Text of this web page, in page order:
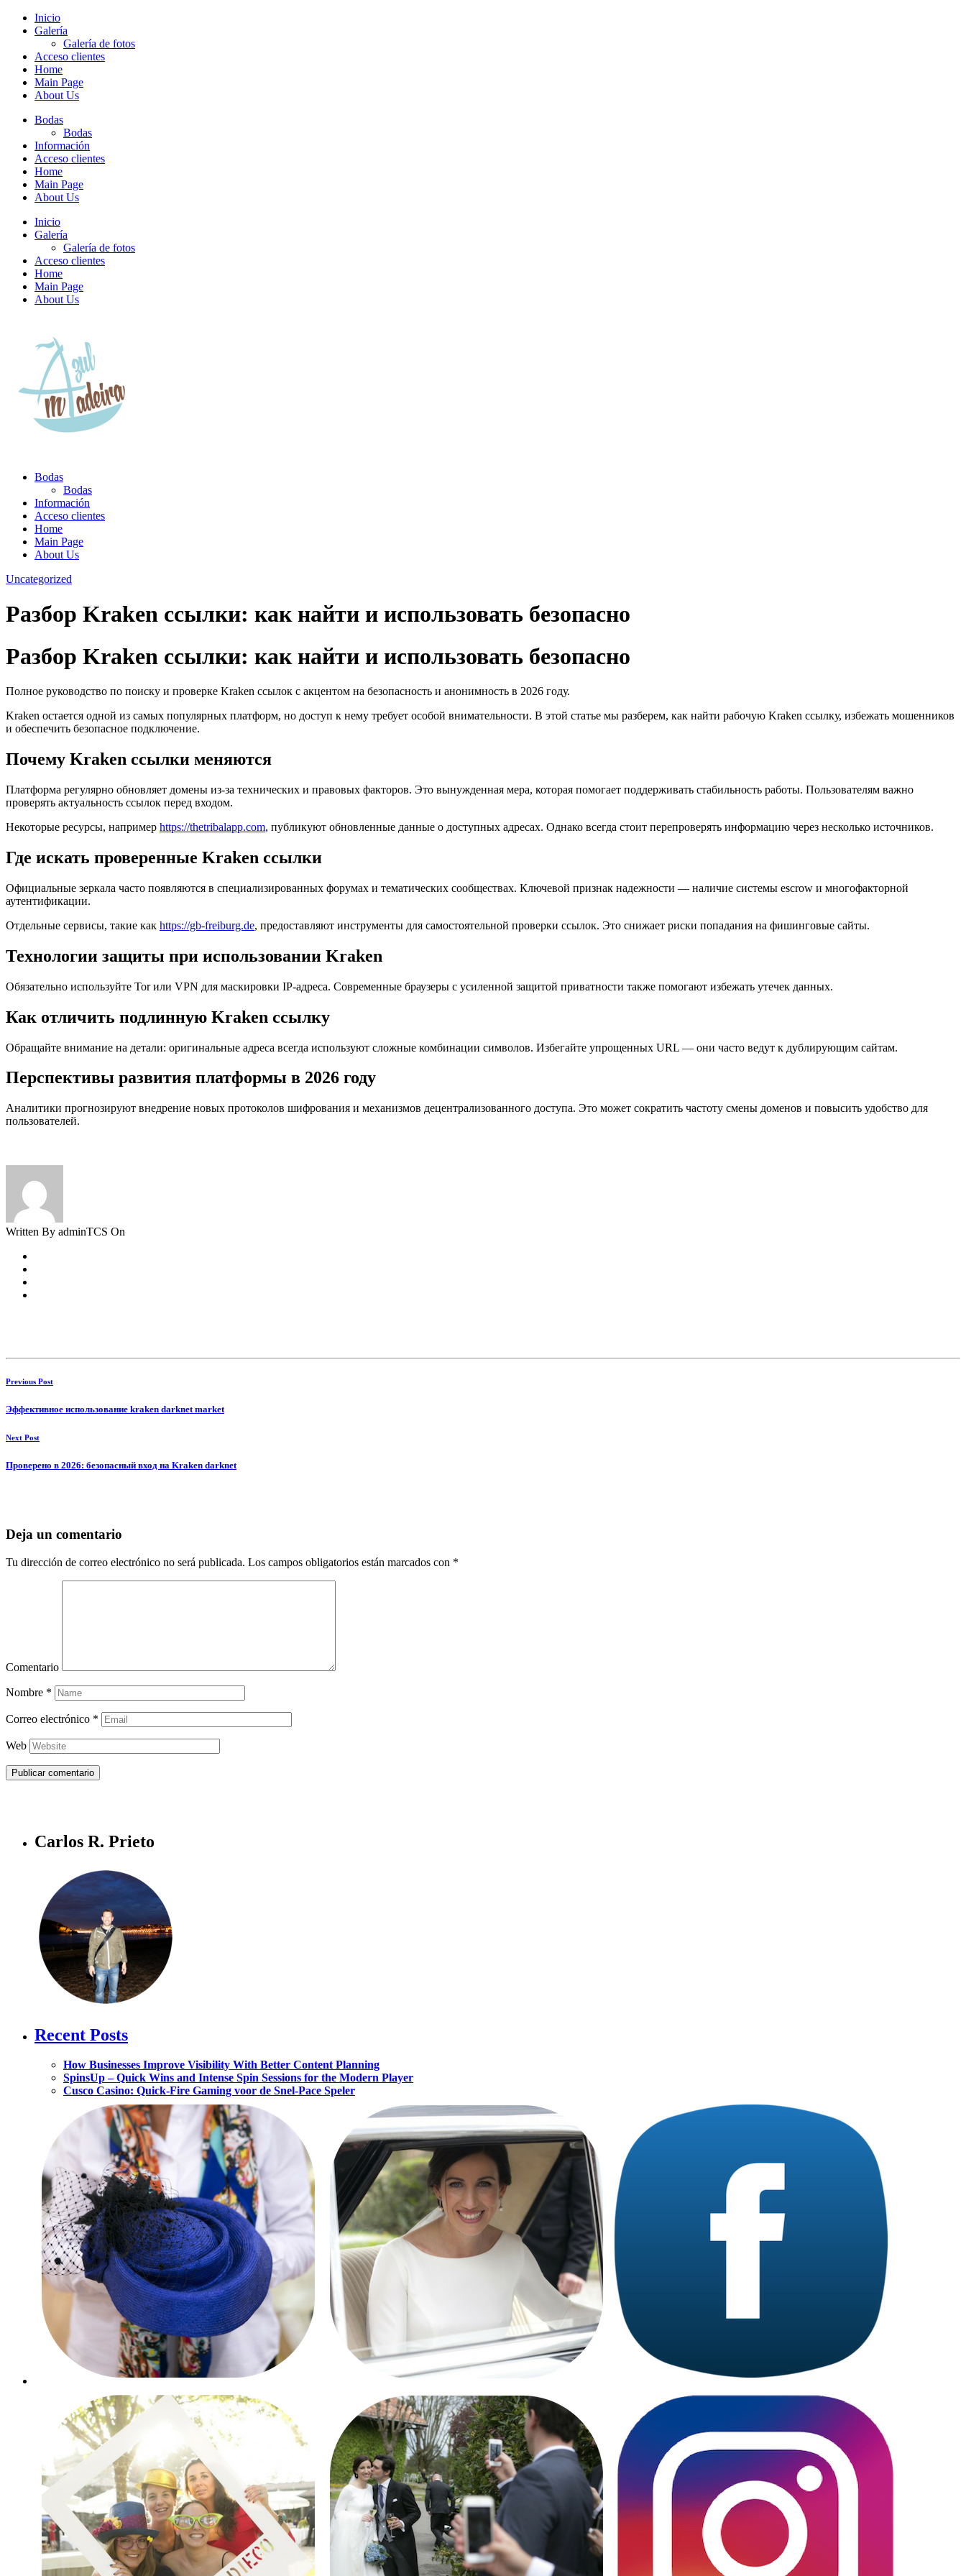
Inicio
Galería
Galería de fotos
Acceso clientes
Home
Main Page
About Us
Bodas
Bodas
Información
Acceso clientes
Home
Main Page
About Us
Inicio
Galería
Galería de fotos
Acceso clientes
Home
Main Page
About Us
Bodas
Bodas
Información
Acceso clientes
Home
Main Page
About Us
Uncategorized
Разбор Kraken ссылки: как найти и использовать безопасно
Разбор Kraken ссылки: как найти и использовать безопасно
Полное руководство по поиску и проверке Kraken ссылок с акцентом на безопасность и анонимность в 2026 году.
Kraken остается одной из самых популярных платформ, но доступ к нему требует особой внимательности. В этой статье мы разберем, как найти рабочую Kraken ссылку, избежать мошенников
и обеспечить безопасное подключение.
Почему Kraken ссылки меняются
Платформа регулярно обновляет домены из-за технических и правовых факторов. Это вынужденная мера, которая помогает поддерживать стабильность работы. Пользователям важно
проверять актуальность ссылок перед входом.
Некоторые ресурсы, например https://thetribalapp.com, публикуют обновленные данные о доступных адресах. Однако всегда стоит перепроверять информацию через несколько источников.
Где искать проверенные Kraken ссылки
Официальные зеркала часто появляются в специализированных форумах и тематических сообществах. Ключевой признак надежности — наличие системы escrow и многофакторной
аутентификации.
Отдельные сервисы, такие как https://gb-freiburg.de, предоставляют инструменты для самостоятельной проверки ссылок. Это снижает риски попадания на фишинговые сайты.
Технологии защиты при использовании Kraken
Обязательно используйте Tor или VPN для маскировки IP-адреса. Современные браузеры с усиленной защитой приватности также помогают избежать утечек данных.
Как отличить подлинную Kraken ссылку
Обращайте внимание на детали: оригинальные адреса всегда используют сложные комбинации символов. Избегайте упрощенных URL — они часто ведут к дублирующим сайтам.
Перспективы развития платформы в 2026 году
Аналитики прогнозируют внедрение новых протоколов шифрования и механизмов децентрализованного доступа. Это может сократить частоту смены доменов и повысить удобство для
пользователей.
Written By adminTCS On
Previous Post
Эффективное использование kraken darknet market
Next Post
Проверено в 2026: безопасный вход на Kraken darknet
Deja un comentario
Tu dirección de correo electrónico no será publicada. Los campos obligatorios están marcados con *
Comentario
Nombre *
Correo electrónico *
Web
Carlos R. Prieto
Recent Posts
How Businesses Improve Visibility With Better Content Planning
SpinsUp – Quick Wins and Intense Spin Sessions for the Modern Player
Cusco Casino: Quick‑Fire Gaming voor de Snel‑Pace Speler